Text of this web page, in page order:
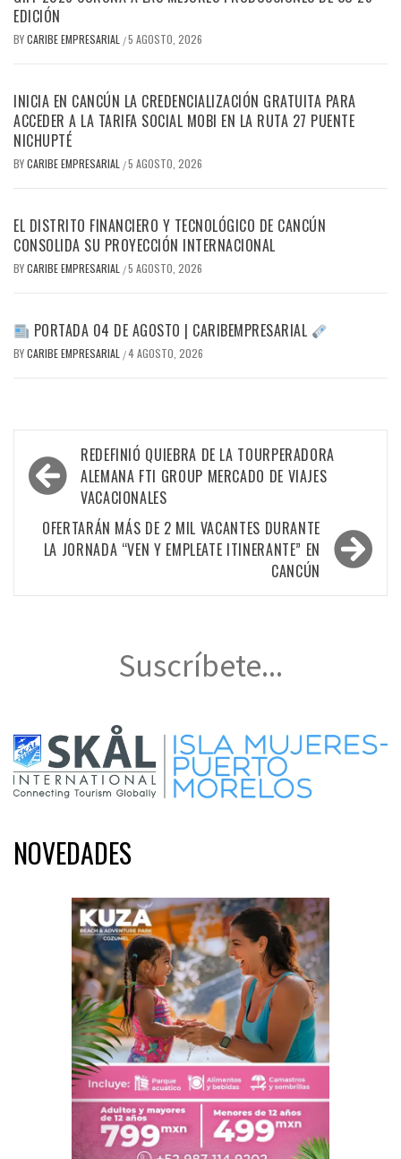
EDICIÓN
BYCARIBE EMPRESARIAL /5 AGOSTO, 2026
INICIA EN CANCÚN LA CREDENCIALIZACIÓN GRATUITA PARA
ACCEDER A LA TARIFA SOCIAL MOBI EN LA RUTA 27 PUENTE
NICHUPTÉ
BYCARIBE EMPRESARIAL /5 AGOSTO, 2026
EL DISTRITO FINANCIERO Y TECNOLÓGICO DE CANCÚN
CONSOLIDA SU PROYECCIÓN INTERNACIONAL
BYCARIBE EMPRESARIAL /5 AGOSTO, 2026
PORTADA 04 DE AGOSTO | CARIBEMPRESARIAL
BYCARIBE EMPRESARIAL /4 AGOSTO, 2026
Navegación
de
entradas
REDEFINIÓ QUIEBRA DE LA TOURPERADORA
ALEMANA FTI GROUP MERCADO DE VIAJES
VACACIONALES
OFERTARÁN MÁS DE 2 MIL VACANTES DURANTE
LA JORNADA “VEN Y EMPLEATE ITINERANTE” EN
CANCÚN
Suscríbete...
NOVEDADES